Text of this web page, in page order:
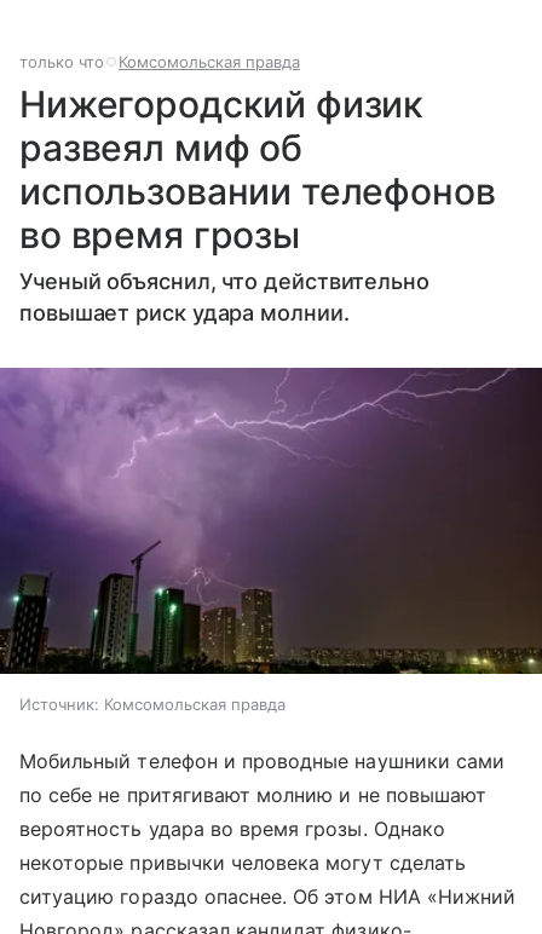
только что Комсомольская правда
Нижегородский физик
развеял миф об
использовании телефонов
во время грозы
Ученый объяснил, что действительно
повышает риск удара молнии.
Источник: Комсомольская правда
Мобильный телефон и проводные наушники сами
по себе не притягивают молнию и не повышают
вероятность удара во время грозы. Однако
некоторые привычки человека могут сделать
ситуацию гораздо опаснее. Об этом НИА «Нижний